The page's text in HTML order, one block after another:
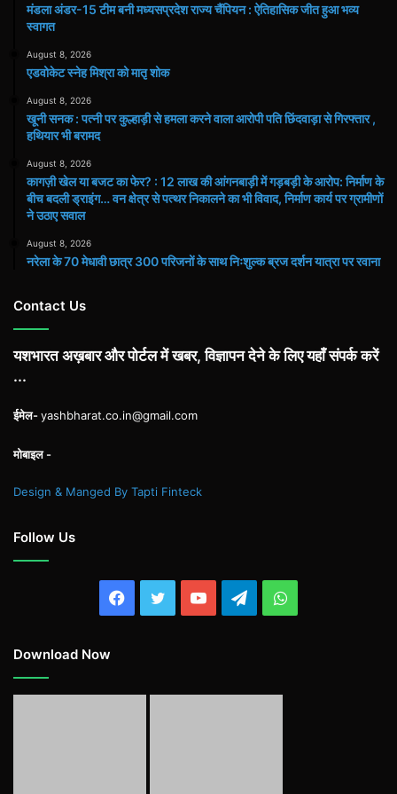
मंडला अंडर-15 टीम बनी मध्यसप्रदेश राज्य चैंपियन : ऐतिहासिक जीत हुआ भव्य
स्वागत
August 8, 2026
एडवोकेट स्नेह मिश्रा को मातृ शोक
August 8, 2026
खूनी सनक : पत्नी पर कुल्हाड़ी से हमला करने वाला आरोपी पति छिंदवाड़ा से गिरफ्तार ,
हथियार भी बरामद
August 8, 2026
कागज़ी खेल या बजट का फेर? : 12 लाख की आंगनबाड़ी में गड़बड़ी के आरोप: निर्माण के
बीच बदली ड्राइंग… वन क्षेत्र से पत्थर निकालने का भी विवाद, निर्माण कार्य पर ग्रामीणों
ने उठाए सवाल
August 8, 2026
नरेला के 70 मेधावी छात्र 300 परिजनों के साथ निःशुल्क ब्रज दर्शन यात्रा पर रवाना
Contact Us
यशभारत अख़बार और पोर्टल में खबर, विज्ञापन देने के लिए यहाँ संपर्क करें
...
ईमेल-yashbharat.co.in@gmail.com
मोबाइल -
Design & Manged By Tapti Finteck
Follow Us
Facebook
TwitterYouTubeTelegramWhatsApp
Download Now